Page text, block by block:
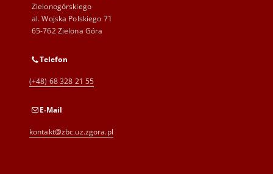
Zielonogórskiego
al. Wojska Polskiego 71
65-762 Zielona Góra
Telefon
(+48) 68 328 21 55
E-Mail
kontakt@zbc.uz.zgora.pl